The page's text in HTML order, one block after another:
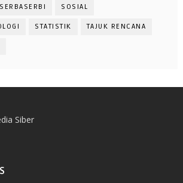
SERBASERBI SOSIAL
STATISTIK TAJUK RENCANA
Siber